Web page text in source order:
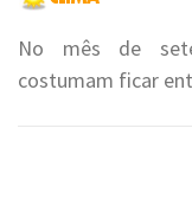
No mês de
costumam ficar